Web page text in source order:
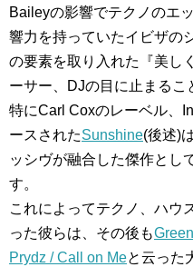
Baileyの影響でテクノのエ
響力を持っていたイビザの
の要素を取り入れた『美し
ーサー、DJの目に止まるこ
特にCarl Coxのレーベル、
ースされたSunshine(後述)
ッシヴが融合した傑作とし
す。
これによってテクノ、ハウ
った彼らは、その後も
Prydz / Call on Meと云った